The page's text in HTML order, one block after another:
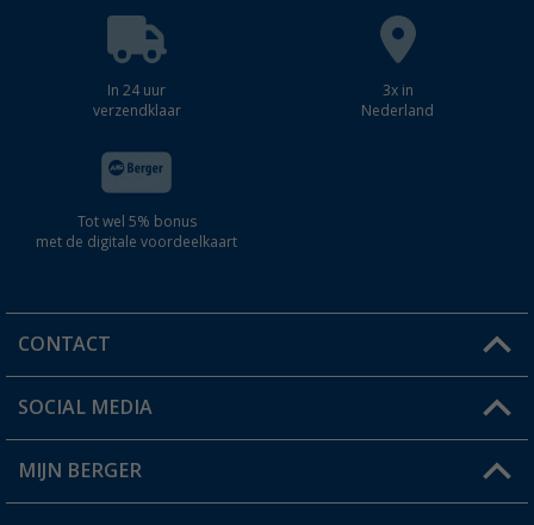
In 24 uur
verzendklaar
3x in
Nederland
Tot wel 5% bonus
met de digitale voordeelkaart
CONTACT
Een vraag?
Winkel vinden
SOCIAL MEDIA
MIJN BERGER